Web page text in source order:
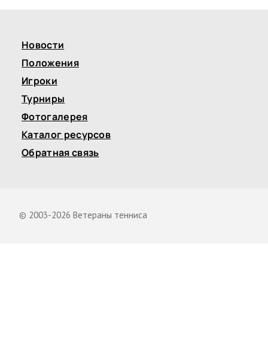
Новости
Положения
Игроки
Турниры
Фотогалерея
Каталог ресурсов
Обратная связь
© 2003-2026 Ветераны тенниса